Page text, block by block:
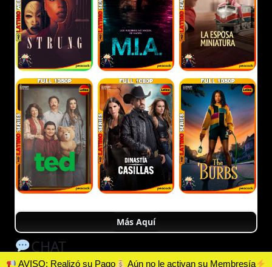
AVISO: Realizó su Pago Aún no le activan su Membresía
Más Aquí
CHAT